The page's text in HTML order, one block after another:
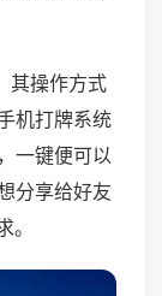
其操作方式
机打牌系统
一键便可以
分享给好友